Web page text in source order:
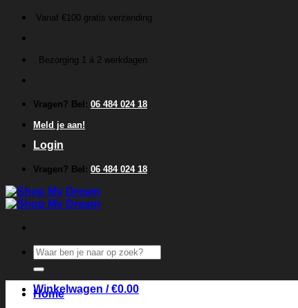
inhoud
Vanaf €100 gratis verzending
Bezorging 1 á 2 werkdagen
Vragen? Bel: 06 484 024 18
Meld je aan!
Login
Vragen? Bel: 06 484 024 18
Zoeken
naar:
Winkelwagen /€0.00
Home